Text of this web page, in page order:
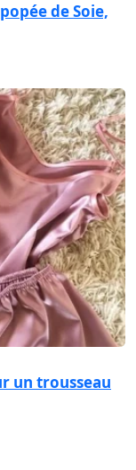
de Soie,
un trousseau